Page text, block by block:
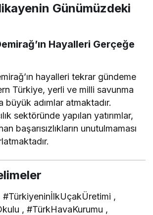
Günümüzdeki
Hayalleri Gerçeğe
hayalleri tekrar gündeme
Türkiye, yerli ve milli savunma
büyük adımlar atmaktadır.
sektöründe yapılan yatırımlar,
başarısızlıkların unutulmaması
,
, #TürkHavaKurumu ,